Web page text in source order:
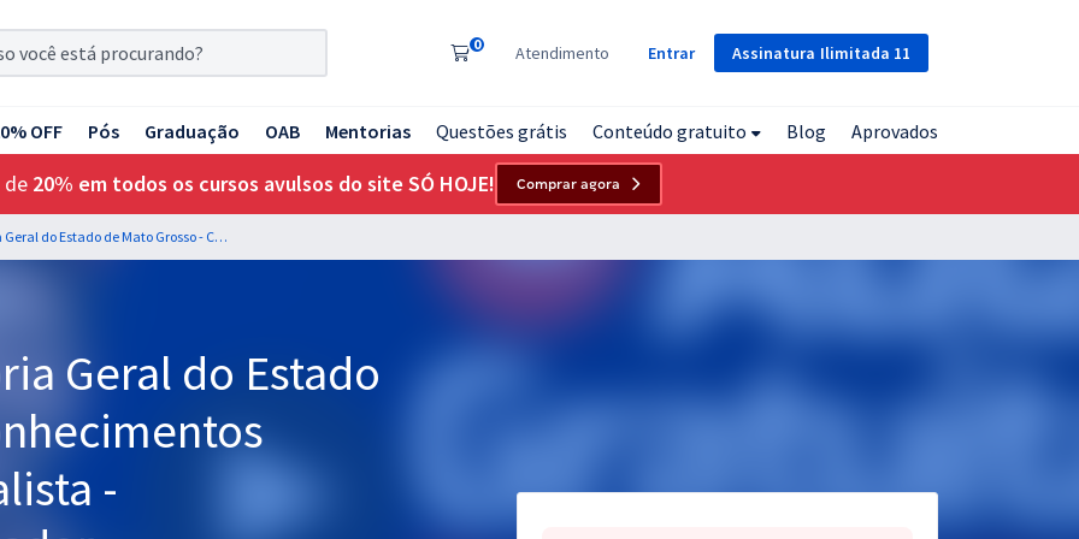
Assinatura Ilimitada 11
0 Atendimento Entrar
OFF Pós Graduação OAB Mentorias Questões grátis Conteúdo gratuito Blog Aprovados
de 20% em todos os cursos avulsos do site SÓ HOJE! Comprar agora
PGE MT - Procuradoria Geral do Estado de Mato Grosso - Conhecimentos Específicos para Analista - Especialidade: Contador
Geral do Estado
-